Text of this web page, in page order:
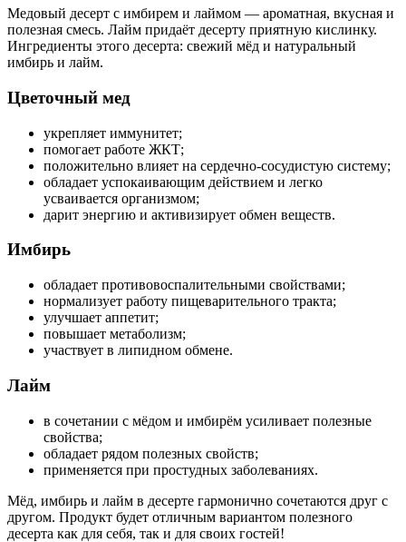
Медовый десерт с имбирем и лаймом — ароматная, вкусная и
полезная смесь. Лайм придаёт десерту приятную кислинку.
Ингредиенты этого десерта: свежий мёд и натуральный
имбирь и лайм.
Цветочный мед
укрепляет иммунитет;
помогает работе ЖКТ;
положительно влияет на сердечно-сосудистую систему;
обладает успокаивающим действием и легко
усваивается организмом;
дарит энергию и активизирует обмен веществ.
Имбирь
обладает противовоспалительными свойствами;
нормализует работу пищеварительного тракта;
улучшает аппетит;
повышает метаболизм;
участвует в липидном обмене.
Лайм
в сочетании с мёдом и имбирём усиливает полезные
свойства;
обладает рядом полезных свойств;
применяется при простудных заболеваниях.
Мёд, имбирь и лайм в десерте гармонично сочетаются друг с
другом. Продукт будет отличным вариантом полезного
десерта как для себя, так и для своих гостей!